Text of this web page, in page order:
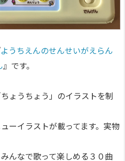
ようちえんのせんせいがえらん
』です。
ょうちょう」のイラストを制
ーイラストが載ってます。実物
んなで歌って楽しめる３０曲